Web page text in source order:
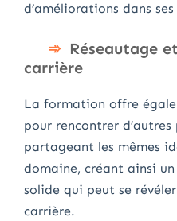
d’améliorations dans
Réseautage
carrière
La formation offre
pour rencontrer d’autres
partageant les mêmes
domaine, créant ainsi
solide qui peut se
carrière.